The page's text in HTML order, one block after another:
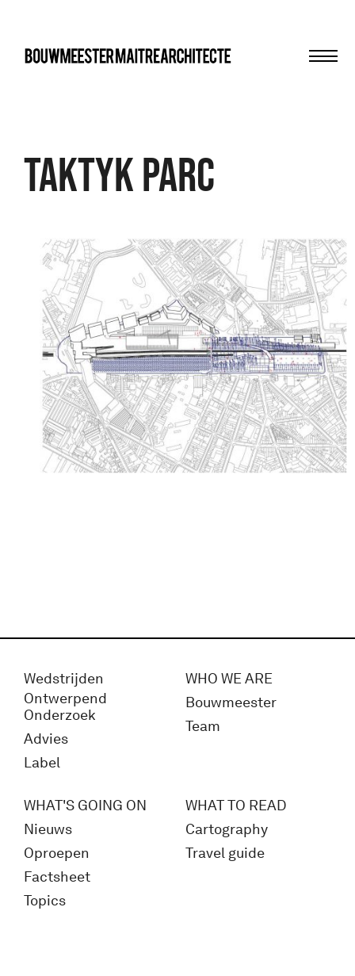
TAKTYK PARC
Wedstrijden
Ontwerpend
Onderzoek
Advies
Label
WHO WE ARE
Bouwmeester
Team
WHAT'S GOING ON
Nieuws
Oproepen
Factsheet
Topics
WHAT TO READ
Cartography
Travel guide